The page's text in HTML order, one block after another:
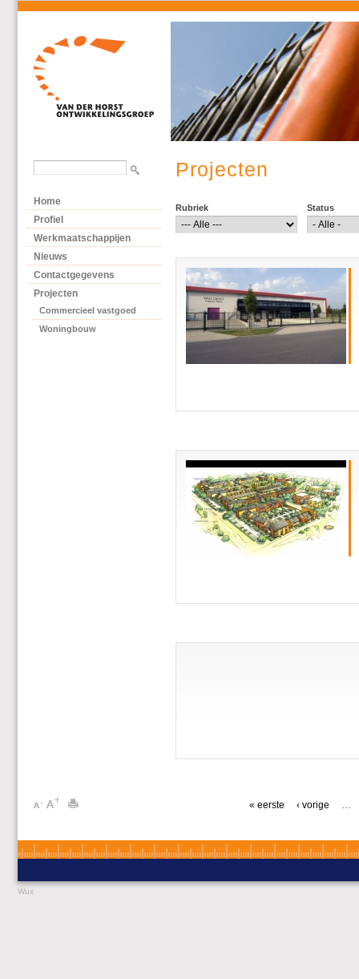
Projecten
Rubriek Status
« eerste ‹ vorige …
Home
Profiel
Werkmaatschappijen
Nieuws
Contactgegevens
Projecten
Commercieel vastgoed
Woningbouw
Wux